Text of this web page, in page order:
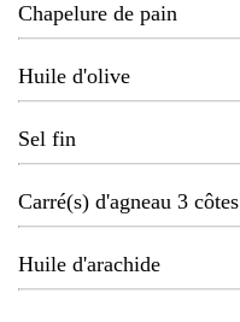
Chapelure de pain
Huile d'olive
Sel fin
Carré(s) d'agneau 3 côtes
Huile d'arachide